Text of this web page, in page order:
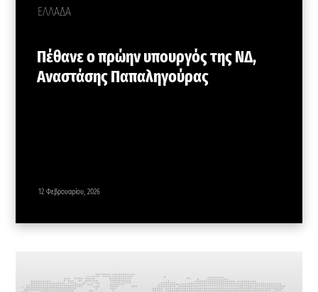
ΕΛΛΑΔΑ
Πέθανε ο πρώην υπουργός της ΝΔ,
Αναστάσης Παπαληγούρας
12 Φεβρουαρίου, 2026